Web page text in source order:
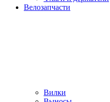
Велозапчасти
Вилки